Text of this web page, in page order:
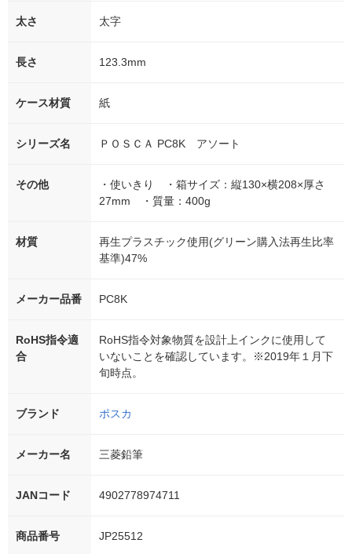
太さ 太字
長さ 123.3mm
ケース材質 紙
シリーズ名 ＰＯＳＣＡ PC8K アソート
その他
・使いきり ・箱サイズ：縦130×横208×厚さ
27mm ・質量：400g
材質
再生プラスチック使用(グリーン購入法再生比率
基準)47%
メーカー品番 PC8K
RoHS指令適
合
RoHS指令対象物質を設計上インクに使用して
いないことを確認しています。※2019年１月下
旬時点。
ブランド ポスカ
メーカー名 三菱鉛筆
JANコード 4902778974711
商品番号 JP25512